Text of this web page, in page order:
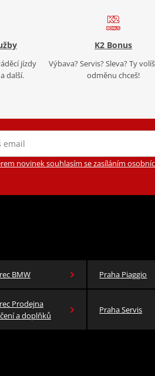
jízdy
další.
K2 Bonus
Výbava? Servis? Sleva? Ty
odměnu chceš!
novinek souhlasím se zasíláním
BMW Praha Piaggio
Prodejna
a doplňků
Praha Servis